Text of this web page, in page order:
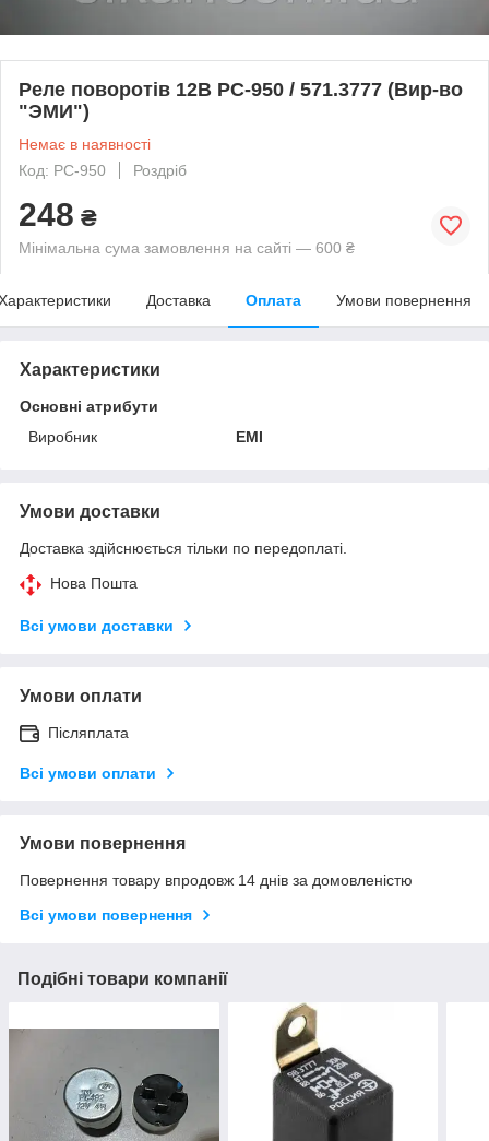
Реле поворотів 12В РС-950 / 571.3777 (Вир-во
"ЭМИ")
Немає в наявності
Код: РС-950
Роздріб
248 ₴
Мінімальна сума замовлення на сайті — 600 ₴
Доставка Оплата Умови повернення
Характеристики
Основні атрибути
Виробник
ЕМІ
Умови доставки
Доставка здійснюється тільки по передоплаті.
Нова Пошта
Всі умови доставки
Умови оплати
Післяплата
Всі умови оплати
Умови повернення
Повернення товару впродовж 14 днів за домовленістю
Всі умови повернення
Подібні товари компанії